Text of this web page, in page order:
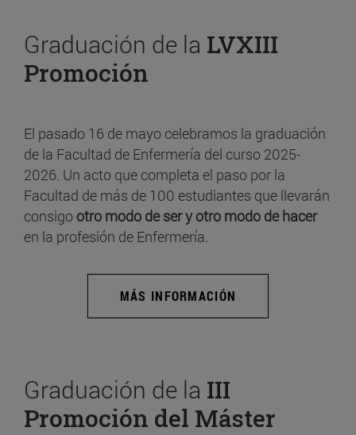
Graduación de la LVXIII
Promoción
El pasado 16 de mayo celebramos la graduación
de la Facultad de Enfermería del curso 2025-
2026. Un acto que completa el paso por la
Facultad de más de 100 estudiantes que llevarán
consigo otro modo de ser y otro modo de hacer
en la profesión de Enfermería.
MÁS INFORMACIÓN
Graduación de la III
Promoción del Máster